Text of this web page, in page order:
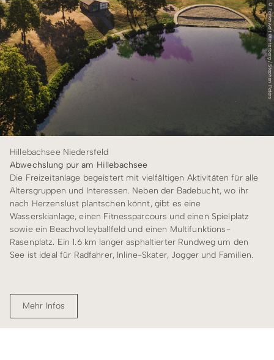
© Ferienwelt Winterberg / Stephan Peters
Hillebachsee Niedersfeld
Abwechslung pur am Hillebachsee
Die Freizeitanlage begeistert mit vielfältigen Aktivitäten für alle
Altersgruppen und Interessen. Neben der Badebucht, wo ihr
nach Herzenslust plantschen könnt, gibt es eine
Wasserskianlage, einen Fitnessparcours und einen Spielplatz
sowie ein Beachvolleyballfeld und einen Multifunktions-
Rasenplatz. Ein 1.6 km langer asphaltierter Rundweg um den
See ist ideal für Radfahrer, Inline-Skater, Jogger und Familien.
Mehr Infos